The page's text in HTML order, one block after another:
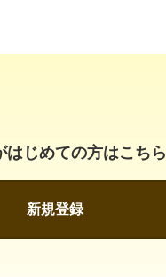
はじめての方はこちら
新規登録